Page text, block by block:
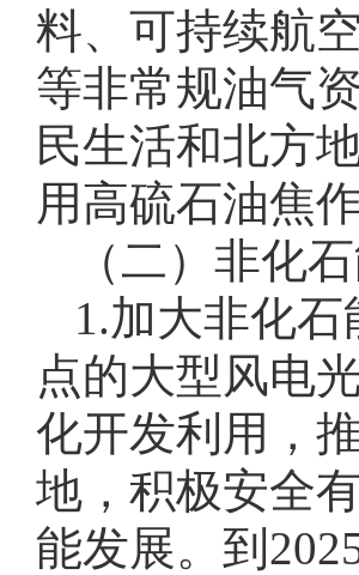
料、可持续航
等非常规油气
民生活和北方
用高硫石油焦
（二）非化
1.加大非化
点的大型风电
化开发利用，
地，积极安全
能发展。到